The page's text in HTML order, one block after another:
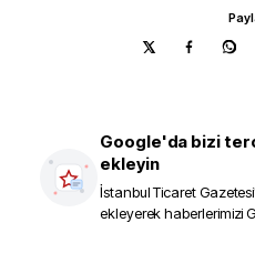
Google'da bizi
ekleyin
İstanbul Ticaret Gazetesi
ekleyerek haberlerimizi